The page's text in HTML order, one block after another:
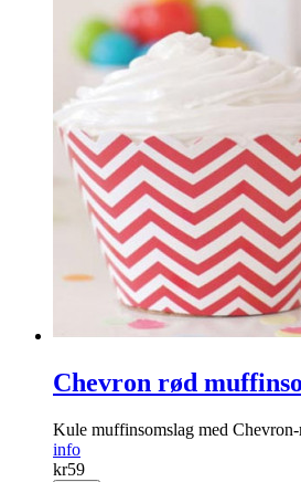
Chevron rød
Kule muffinsomslag med
info
kr59